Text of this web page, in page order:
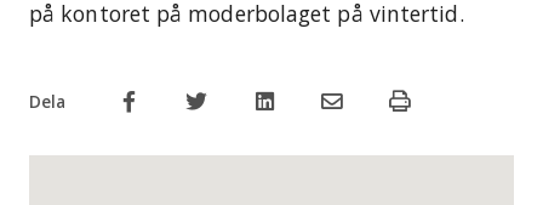
på kontoret på moderbolaget på vintertid.
Dela